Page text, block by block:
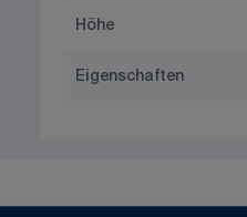
Höhe
Eigenschaften